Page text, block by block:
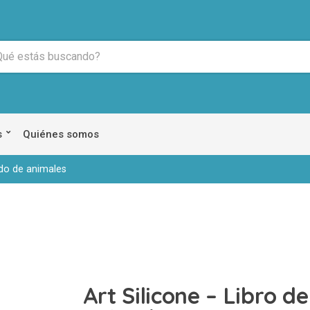
Quiénes somos
de animales
Art Silicone – Libro